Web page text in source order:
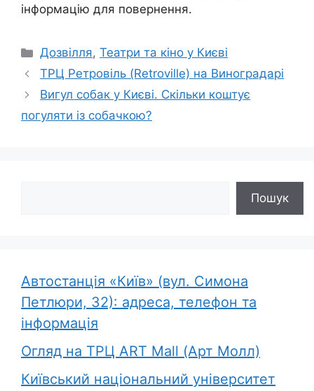
інформацію для повернення.
Категорії
Дозвілля,Театри та кіно у Києві
ТРЦ Ретровіль (Retroville) на Виноградарі
Вигул собак у Києві. Скільки коштує
погуляти із собачкою?
Пошук
Автостанція «Київ» (вул. Симона
Петлюри, 32): адреса, телефон та
інформація
Огляд на ТРЦ ART Mall (Арт Молл)
Київський національний університет